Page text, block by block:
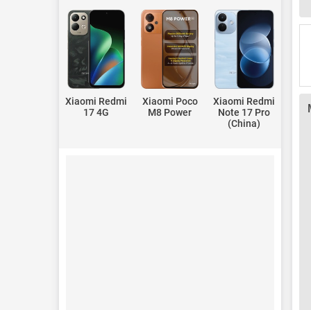
Xiaomi Redmi
17 4G
Xiaomi Poco
M8 Power
Xiaomi Redmi
Note 17 Pro
(China)